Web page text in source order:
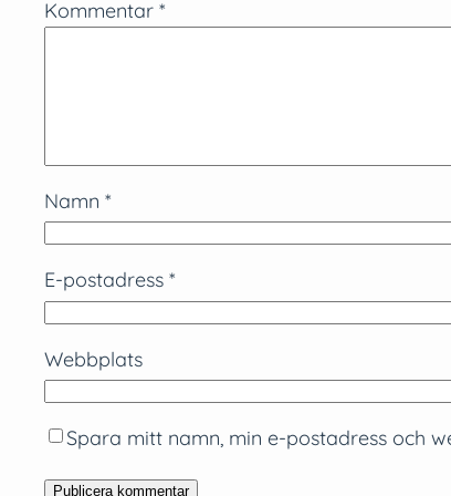
Kommentar *
Namn *
E-postadress *
Webbplats
Spara mitt namn, min e-postadress och